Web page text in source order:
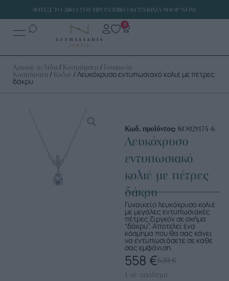
ΦΤΙΑΞΕ ΤΟ ΔΙΚΟ ΣΟΥ ΠΡΟΣΩΠΙΚΟ ΚΟΣΜΗΜΑ SHOP NOW
0
Αρχική σελίδα / Κοσμήματα / Γυναικεία
Κοσμήματα / Κολιέ / Λευκόχρυσο εντυπωσιακό κολιέ με πέτρες
δάκρυ
Κωδ. προϊόντος: ΚΟ021174-6
Λευκόχρυσο
εντυπωσιακό
κολιέ με πέτρες
δάκρυ
Γυναικείο λευκόχρυσο κολιέ
με μεγάλες εντυπωσιακές
πέτρες ζιργκόν σε σχήμα
“δάκρυ”. Αποτελεί ένα
κόσμημα που θα σας κάνει
να εντυπωσιάσετε σε κάθε
σας εμφάνιση.
620€
558 €
1 σε απόθεμα